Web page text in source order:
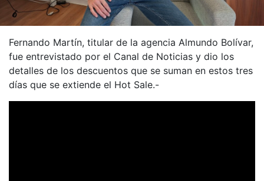
Fernando Martín, titular de la agencia Almundo Bolívar,
fue entrevistado por el Canal de Noticias y dio los
detalles de los descuentos que se suman en estos tres
días que se extiende el Hot Sale.-